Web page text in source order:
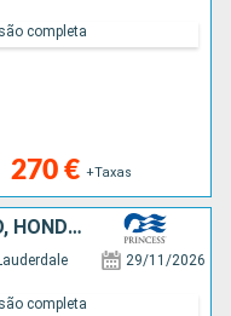
270 € +Taxas
completa
BAHAMAS, CARAIBAS - MEXICO, HONDURAS, ESTADOS UNIDOS
29/11/2026
completa